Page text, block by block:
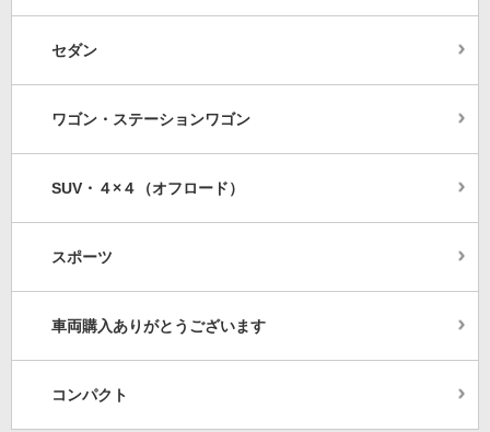
セダン
ワゴン・ステーションワゴン
SUV・４×４（オフロード）
スポーツ
車両購入ありがとうございます
コンパクト